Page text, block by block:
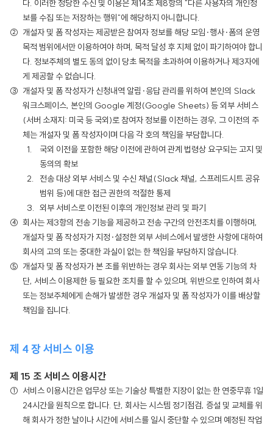
다. 이러한 정당한 수신 및 이용은 제14조 제8항의 "다른 사용자의 개인정
보를 수집 또는 저장하는 행위"에 해당하지 아니합니다.
개설자 및 폼 작성자는 제공받은 참여자 정보를 해당 모임·행사·폼의 운영
목적 범위에서만 이용하여야 하며, 목적 달성 후 지체 없이 파기하여야 합니
다. 정보주체의 별도 동의 없이 당초 목적을 초과하여 이용하거나 제3자에
게 제공할 수 없습니다.
개설자 및 폼 작성자가 신청내역 알림·응답 관리를 위하여 본인의 Slack
워크스페이스, 본인의 Google 계정(Google Sheets) 등 외부 서비스
(서버 소재지: 미국 등 국외)로 참여자 정보를 이전하는 경우, 그 이전의 주
체는 개설자 및 폼 작성자이며 다음 각 호의 책임을 부담합니다.
국외 이전을 포함한 해당 이전에 관하여 관계 법령상 요구되는 고지 및
동의의 확보
전송 대상 외부 서비스 및 수신 채널(Slack 채널, 스프레드시트 공유
범위 등)에 대한 접근 권한의 적절한 통제
외부 서비스로 이전된 이후의 개인정보 관리 및 파기
회사는 제3항의 전송 기능을 제공하고 전송 구간의 안전조치를 이행하며,
개설자 및 폼 작성자가 지정·설정한 외부 서비스에서 발생한 사항에 대하여
회사의 고의 또는 중대한 과실이 없는 한 책임을 부담하지 않습니다.
개설자 및 폼 작성자가 본 조를 위반하는 경우 회사는 외부 연동 기능의 차
단, 서비스 이용제한 등 필요한 조치를 할 수 있으며, 위반으로 인하여 회사
또는 정보주체에게 손해가 발생한 경우 개설자 및 폼 작성자가 이를 배상할
책임을 집니다.
제 4 장 서비스 이용
제 15 조 서비스 이용시간
서비스 이용시간은 업무상 또는 기술상 특별한 지장이 없는 한 연중무휴 1일
24시간을 원칙으로 합니다. 단, 회사는 시스템 정기점검, 증설 및 교체를 위
해 회사가 정한 날이나 시간에 서비스를 일시 중단할 수 있으며 예정된 작업